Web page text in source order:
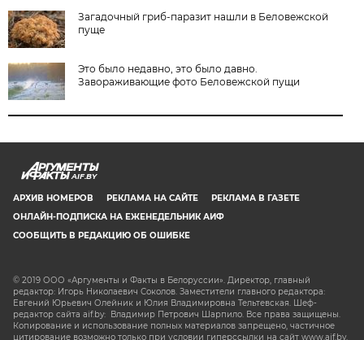
Загадочный гриб-паразит нашли в Беловежской
пуще
Это было недавно, это было давно.
Завораживающие фото Беловежской пущи
AIF.BY
АРХИВ НОМЕРОВ РЕКЛАМА НА САЙТЕ
РЕКЛАМА В ГАЗЕТЕ
ОНЛАЙН-ПОДПИСКА НА ЕЖЕНЕДЕЛЬНИК АИФ
СООБЩИТЬ В РЕДАКЦИЮ ОБ ОШИБКЕ
© 2019 ООО «Аргументы и Факты в Белоруссии». Директор, главный
редактор: Игорь Николаевич Соколов. Заместители главного редактора:
Евгений Юрьевич Олейник и Юлия Владимировна Тельтевская. Шеф-
редактор сайта aif.by: Владимир Петрович Шарпило. Все права защищены.
Копирование и использование полных материалов запрещено, частичное
цитирование возможно только при условии гиперссылки на сайт www.aif.by.